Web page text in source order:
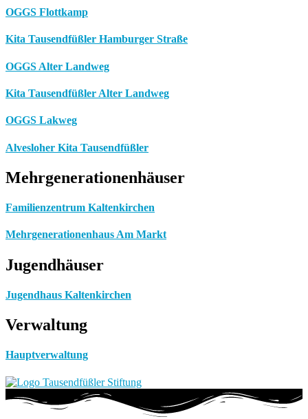
OGGS Flottkamp
Kita Tausendfüßler Hamburger Straße
OGGS Alter Landweg
Kita Tausendfüßler Alter Landweg
OGGS Lakweg
Alvesloher Kita Tausendfüßler
Mehrgenerationenhäuser
Familienzentrum Kaltenkirchen
Mehrgenerationenhaus Am Markt
Jugendhäuser
Jugendhaus Kaltenkirchen
Verwaltung
Hauptverwaltung